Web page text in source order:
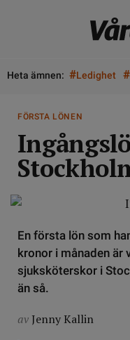
Heta ämnen: #Ledighet #
FÖRSTA LÖNEN
En första lön som
kronor i månaden är
sjuksköterskor i
än så.
av Jenny Kallin